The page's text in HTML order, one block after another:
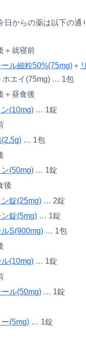
日からの薬は以下の通
＋就寝前
ール細粒50%(75mg) ＋
ホエイ(75mg) … 1包
＋昼食後
(10mg) … 1錠
… 1包
ン(50mg) … 1錠
後
ン錠(25mg) … 2錠
錠(5mg) … 1錠
S(900mg) … 1包
ル(10mg) … 1錠
ール(50mg) … 1錠
(5mg) … 1錠